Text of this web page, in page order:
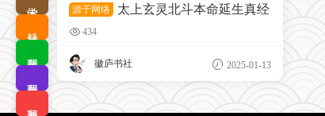
源于网络
太上玄灵北斗本命延生真经
434
徽庐书社 2025-01-13